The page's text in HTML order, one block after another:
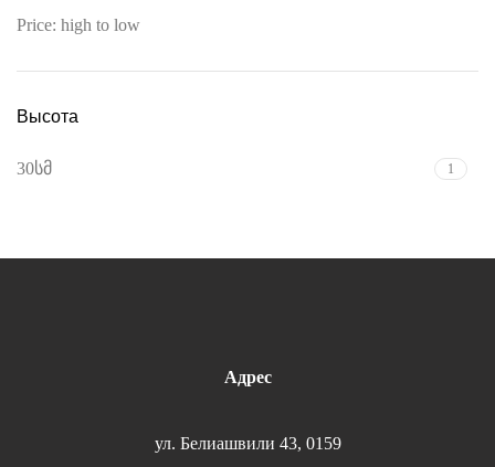
Price: high to low
Высота
30სმ 1
Адрес
ул. Белиашвили 43, 0159